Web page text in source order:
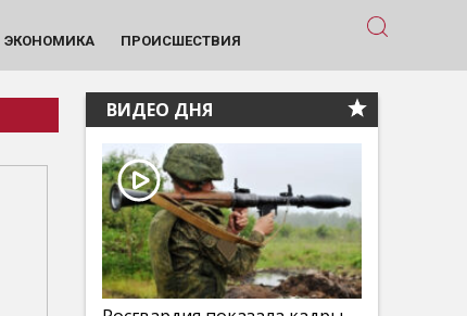
ЭКОНОМИКА ПРОИСШЕСТВИЯ
ВИДЕО ДНЯ